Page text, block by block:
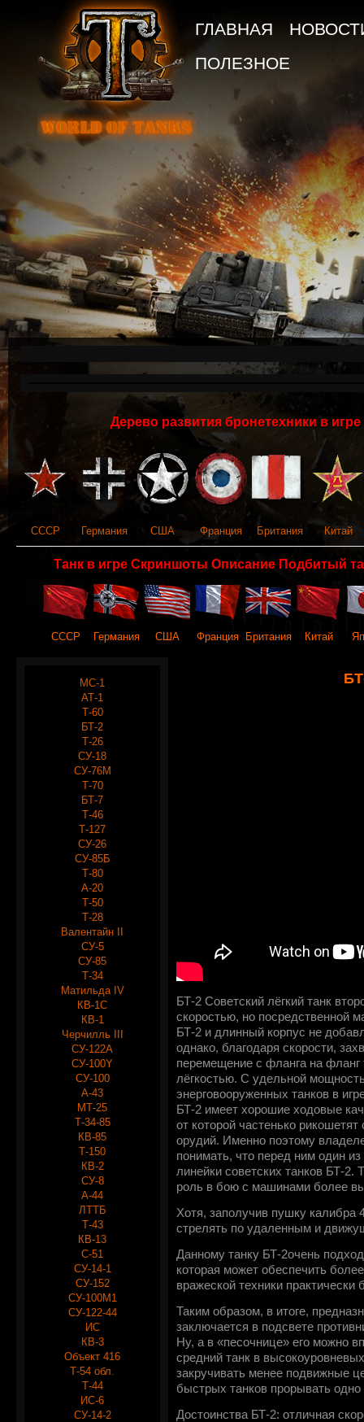
ГЛАВНАЯ
ПОЛЕЗНОЕ
Дерево развития бронетехники в
СССР Германия США Франция Британия Китай
Танк в игре Скриншоты Описание Подбитый
СССР Германия США Франция Британия Китай
МС-1
АТ-1
Т-60
БТ-2
Т-26
СУ-18
СУ-76М
Т-70
БТ-7
Т-46
Т-127
СУ-26
СУ-85Б
Т-80
А-20
Т-50
Т-28
Валентайн II
СУ-5
СУ-85
Т-34
Матильда IV
КВ-1С
КВ-1
Черчилль III
СУ-122А
СУ-100Y
СУ-100
А-43
МТ-25
Т-34-85
КВ-85
Т-150
КВ-2
СУ-8
А-44
ЛТТБ
Т-43
КВ-13
С-51
СУ-14-1
СУ-152
СУ-100М1
СУ-122-44
ИС
КВ-3
Объект 416
Т-54 обл.
Т-44
ИС-6
СУ-14-2
БТ-2 Советский лёгкий танк
скоростью, но посредственной
БТ-2 и длинный корпус не
однако, благодаря скорости,
перемещение с фланга на фланг
лёгкостью. С удельной
энерговооруженных танков в
БТ-2 имеет хорошие ходовые
от которой частенько
орудий. Именно поэтому
понимать, что перед ним один
линейки советских танков БТ-2.
роль в бою с машинами более
Хотя, заполучив пушку
стрелять по удаленным и
Данному танку БТ-2очень
которая может обеспечить
вражеской техники практически
Таким образом, в итоге,
заключается в подсвете
Ну, а в «песочнице» его можно
средний танк в
закручивать менее подвижные
быстрых танков прорывать одно
Достоинства БТ-2: отличная